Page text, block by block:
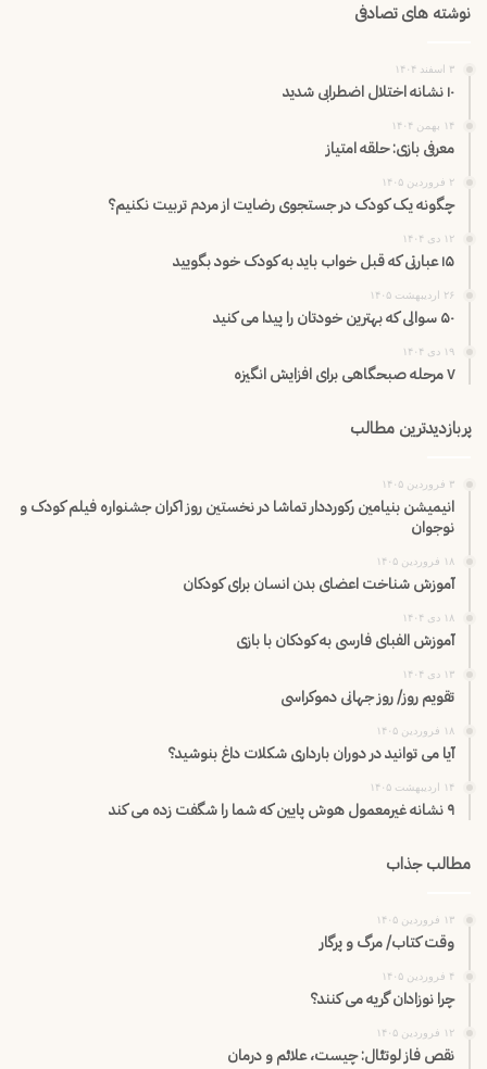
نوشته های تصادفی
۳ اسفند ۱۴۰۴
۱۰ نشانه اختلال اضطرابی شدید
۱۴ بهمن ۱۴۰۴
معرفی بازی: حلقه امتیاز
۲ فروردین ۱۴۰۵
چگونه یک کودک در جستجوی رضایت از مردم تربیت نکنیم؟
۱۲ دی ۱۴۰۴
۱۵ عبارتی که قبل خواب باید به کودک خود بگویید
۲۶ اردیبهشت ۱۴۰۵
۵۰ سوالی که بهترین خودتان را پیدا می کنید
۱۹ دی ۱۴۰۴
۷ مرحله صبحگاهی برای افزایش انگیزه
پربازدیدترین مطالب
۳ فروردین ۱۴۰۵
انیمیشن بنیامین رکورددار تماشا در نخستین روز اکران‌ جشنواره فیلم کودک و
نوجوان
۱۸ فروردین ۱۴۰۵
آموزش شناخت اعضای بدن انسان برای کودکان
۱۸ دی ۱۴۰۴
آموزش الفبای فارسی به کودکان با بازی
۱۳ دی ۱۴۰۴
تقویم روز/ روز جهانی دموکراسی
۱۸ فروردین ۱۴۰۵
آیا می توانید در دوران بارداری شکلات داغ بنوشید؟
۱۴ اردیبهشت ۱۴۰۵
۹ نشانه غیرمعمول هوش پایین که شما را شگفت زده می کند
مطالب جذاب
۱۳ فروردین ۱۴۰۵
وقت کتاب/ مرگ و پرگار
۴ فروردین ۱۴۰۵
چرا نوزادان گریه می کنند؟
۱۲ فروردین ۱۴۰۵
نقص فاز لوتئال: چیست، علائم و درمان